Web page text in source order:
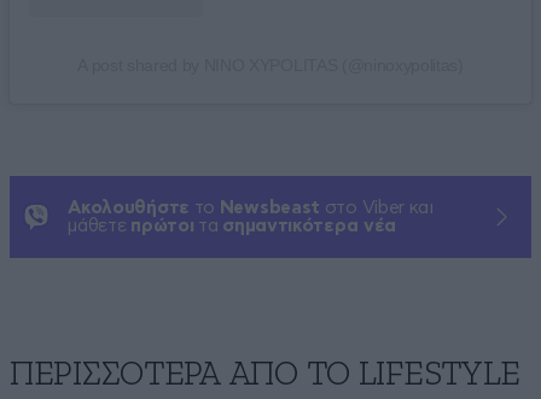
Ακολουθήστε το Newsbeast στο Viber και
μάθετε πρώτοι τα σημαντικότερα νέα
ΠΕΡΙΣΣΟΤΕΡΑ ΑΠΟ ΤΟ LIFESTYLE